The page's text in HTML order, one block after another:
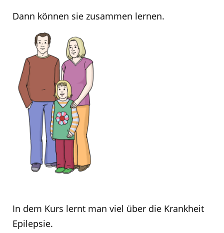
Dann können sie zusammen lernen.
In dem Kurs lernt man viel über die Krankheit
Epilepsie.